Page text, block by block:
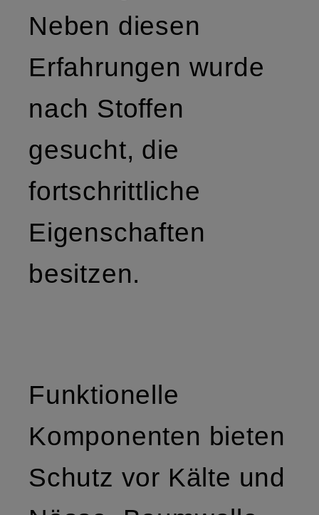
Neben diesen
Erfahrungen wurde
nach Stoffen
gesucht, die
fortschrittliche
Eigenschaften
besitzen.
Funktionelle
Komponenten bieten
Schutz vor Kälte und